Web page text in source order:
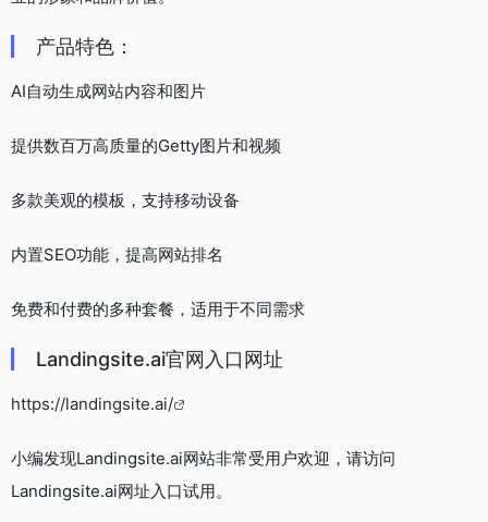
产品特色：
AI自动生成网站内容和图片
提供数百万高质量的Getty图片和视频
多款美观的模板，支持移动设备
内置SEO功能，提高网站排名
免费和付费的多种套餐，适用于不同需求
Landingsite.ai官网入口网址
https://landingsite.ai/
小编发现Landingsite.ai网站非常受用户欢迎，请访问
Landingsite.ai网址入口试用。